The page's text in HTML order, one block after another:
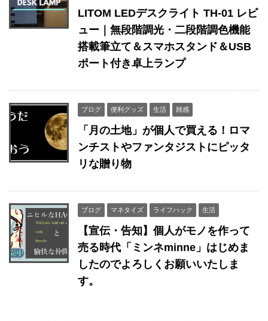
LITOM LEDデスクライト TH-01 レビ
ュー｜無段階調光・二段階調色機能
搭載筆立て＆スマホスタンド＆USB
ポート付き卓上ランプ
ブログ 便利グッズ 生活 雑感
「月の土地」が個人で買える！ロマ
ンチストやファンタジストにピッタ
リな贈り物
ブログ マネタイズ ライフハック 生活
【宣伝・告知】個人がモノを作って
売る時代「ミンネminne」はじめま
したのでよろしくお願いいたしま
す。